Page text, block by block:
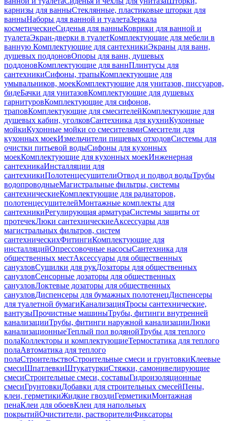
карнизы для ванныСтеклянные, пластиковые шторки для
ванныНаборы для ванной и туалетаЗеркала
косметическиеСиденья для ванныКоврики для ванной и
туалетаЭкран-дверки в туалетКомплектующие для мебели в
ванную Комплектующие для сантехникиЭкраны для ванн,
душевых поддоновОпоры для ванн, душевых
поддоновКомплектующие для ваннПлинтусы для
сантехникиСифоны, трапыКомплектующие для
умывальников, моекКомплектующие для унитазов, писсуаров,
бидеБачки для унитазовКомплектующие для душевых
гарнитуровКомплектующие для сифонов,
траповКомплектующие для смесителейКомплектующие для
душевых кабин, уголковСантехника для кухниКухонные
мойкиКухонные мойки со смесителямиСмесители для
кухонных моекИзмельчители пищевых отходовСистемы для
очистки питьевой водыСифоны для кухонных
моекКомплектующие для кухонных моекИнженерная
сантехникаИнсталляции для
сантехникиПолотенцесушителиОтвод и подвод водыТрубы
водопроводныеМагистральные фильтры, системы
сантехническиеКомплектующие для радиаторов,
полотенцесушителейМонтажные комплекты для
сантехникиРегулирующая арматураСистемы защиты от
протечекЛюки сантехническиеАксессуары для
магистральных фильтров, систем
сантехническихФитингиКомплектующие для
инсталляцийОпрессовочные насосыСантехника для
общественных местАксессуары для общественных
санузловСушилки для рукДозаторы для общественных
санузловСенсорные дозаторы для общественных
санузловЛоктевые дозаторы для общественных
санузловДиспенсеры для бумажных полотенецДиспенсеры
для туалетной бумагиКанализацияТросы сантехнические,
вантузыПрочистные машиныТрубы, фитинги внутренней
канализацииТрубы, фитинги наружной канализацииЛюки
канализационныеТеплый пол водянойТрубы для теплого
полаКоллекторы и комплектующиеТермостатика для теплого
полаАвтоматика для теплого
полаСтроительствоСтроительные смеси и грунтовкиКлеевые
смесиШпатлевкиШтукатуркиСтяжки, самонивелирующие
смесиСтроительные смеси, составыГидроизоляционные
смесиГрунтовкиДобавки для строительных смесейПены,
клеи, герметикиЖидкие гвоздиГерметикиМонтажная
пенаКлеи для обоевКлеи для напольных
покрытийОчистители, растворителиФиксаторы